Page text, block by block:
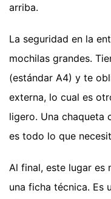
arriba.
La seguridad en la
mochilas grandes.
(estándar A4) y te
externa, lo cual es
ligero. Una chaqueta
es todo lo que
Al final, este lugar es
una ficha técnica. Es